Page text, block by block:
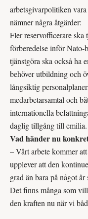
arbetsgivarpolitiken
nämner några åtgärder:
Fler reservofficerare ska
förberedelse inför Nato-
tjänstgöra ska också ha
behöver utbildning och
långsiktig
medarbetarsamtal och
internationella
daglig tillgång till emilia.
Vad händer nu
– Vårt arbete kommer
upplever att den
grad än bara på något
Det finns många som
den kraften nu när vi